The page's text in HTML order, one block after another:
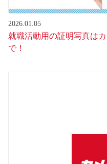
2026.01.05
就職活動用の証明写真は
で！